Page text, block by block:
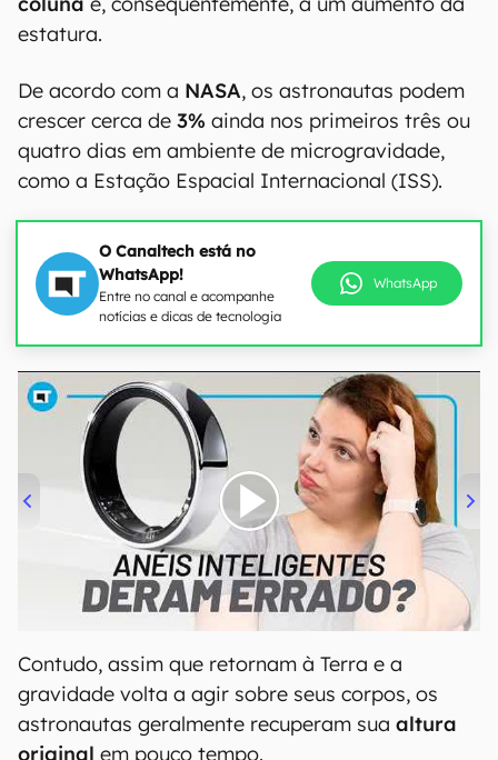
estatura.
De acordo com a NASA, os astronautas podem
crescer cerca de 3% ainda nos primeiros três ou
quatro dias em ambiente de microgravidade,
como a Estação Espacial Internacional (ISS).
O Canaltech está no
WhatsApp!
Entre no canal e acompanhe
notícias e dicas de tecnologia
WhatsApp
00:00/21:11
Contudo, assim que retornam à Terra e a
gravidade volta a agir sobre seus corpos, os
astronautas geralmente recuperam sua altura
original em pouco tempo.